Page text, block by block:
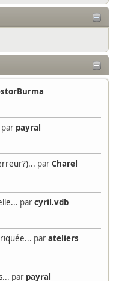
par payral
parCharel
parcyril.vdb
parateliers
par payral